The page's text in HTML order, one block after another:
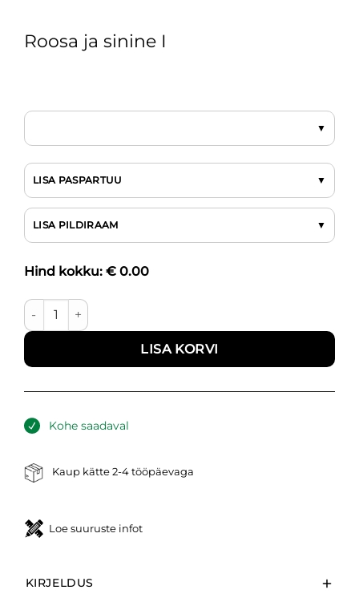
Roosa ja sinine I
LISA PASPARTUU
LISA PILDIRAAM
Hind kokku: € 0.00
Roosa ja sinine I kogus
LISA KORVI
Kohe saadaval
Kaup kätte 2-4 tööpäevaga
Loe suuruste infot
KIRJELDUS